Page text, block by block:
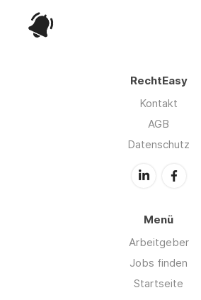
RechtEasy
Kontakt
AGB
Datenschutz
Menü
Arbeitgeber
Jobs finden
Startseite